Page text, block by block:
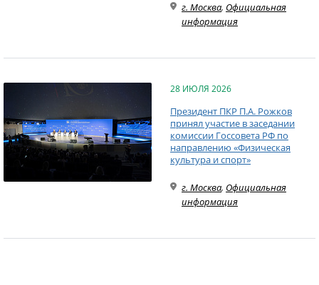
г. Москва, Официальная
информация
28 ИЮЛЯ 2026
Президент ПКР П.А. Рожков
принял участие в заседании
комиссии Госсовета РФ по
направлению «Физическая
культура и спорт»
г. Москва, Официальная
информация